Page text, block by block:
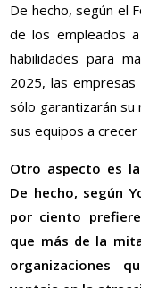
De hecho, según el
de los empleados
habilidades para
2025, las empresas
sólo garantizarán su
sus equipos a
Otro aspecto es
De hecho, según
por ciento
que más de la
organizaciones